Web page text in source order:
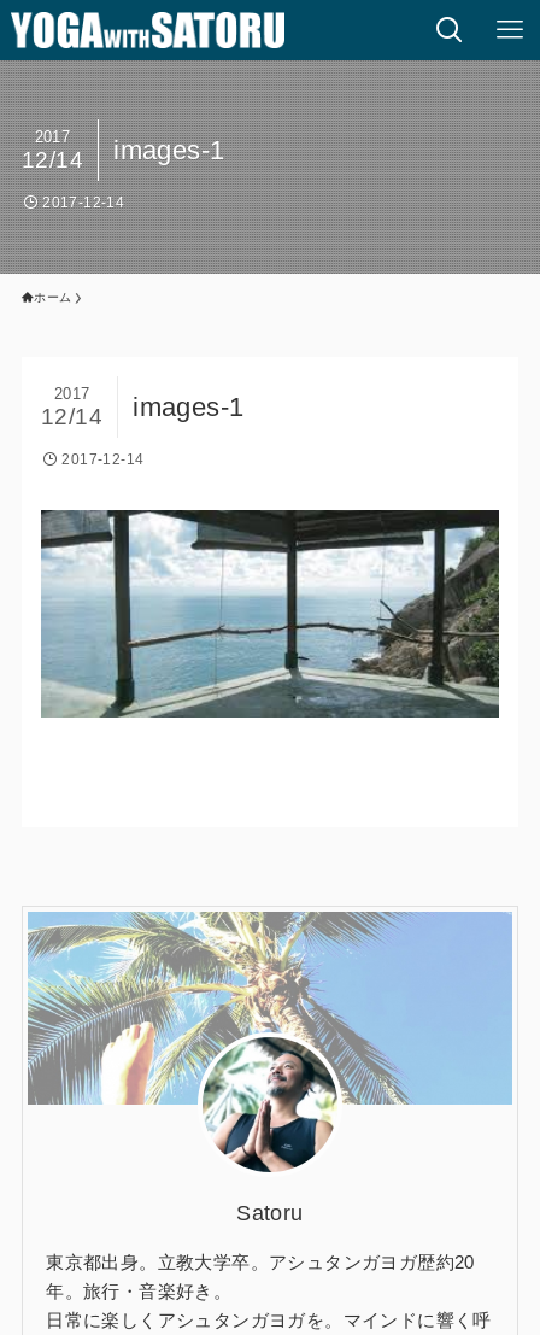
images-1
2017
12/14
2017-12-14
ホーム
images-1
2017
12/14
2017-12-14
Satoru
東京都出身。立教大学卒。アシュタンガヨガ歴約20
年。旅行・音楽好き。
日常に楽しくアシュタンガヨガを。マインドに響く呼